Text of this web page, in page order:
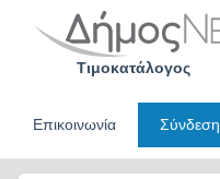
Τιμοκατάλογος
Επικοινωνία
Σύνδεση